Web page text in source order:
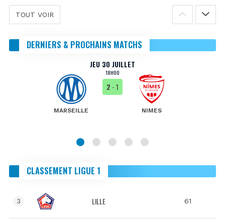
TOUT VOIR
DERNIERS & PROCHAINS MATCHS
JEU 30 JUILLET
18H00
MARSEILLE
2 - 1
NIMES
CLASSEMENT LIGUE 1
3 LILLE 61